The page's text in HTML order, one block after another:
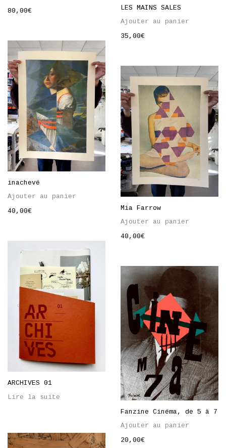
80,00€
LES MAINS SALES
Ajouter au panier
35,00€
inachevé
Ajouter au panier
40,00€
Mia Farrow
Ajouter au panier
40,00€
ARCHIVES 01
Lire la suite
Fanzine Cinéma, de 5 à 7
Ajouter au panier
20,00€